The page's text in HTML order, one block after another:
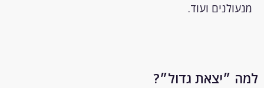
גדול״?
ועוד.